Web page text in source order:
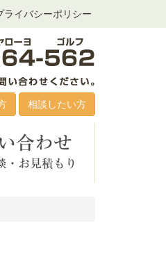
ライバシーポリシー
相談したい方